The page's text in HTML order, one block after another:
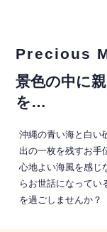
Precious
景色の中に
を…
沖縄の青い海と白い
出の一枚を残すお手
心地よい海風を感じ
らお世話になってい
を過ごしませんか？